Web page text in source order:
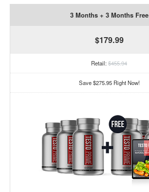
3 Months + 3 Months Free
$179.99
Retail:$455.94
Save $275.95 Right Now!